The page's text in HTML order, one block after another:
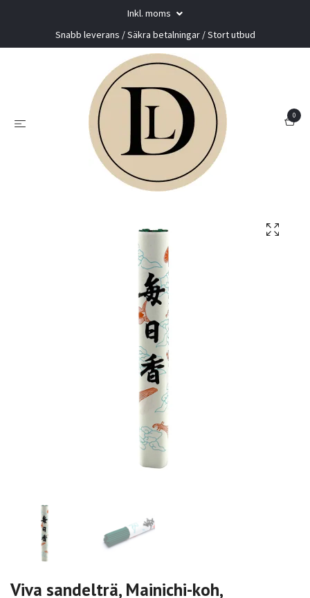
Inkl. moms
Snabb leverans / Säkra betalningar / Stort utbud
0
Viva sandelträ, Mainichi-koh,